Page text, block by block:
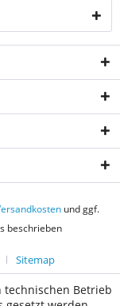
und ggf.
beschrieben
Sitemap
technischen Betrieb